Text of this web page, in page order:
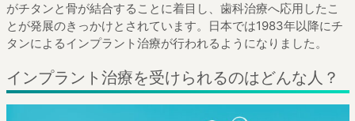
がチタンと骨が結合することに着目し、歯科治療へ応用したこ
とが発展のきっかけとされています。日本では1983年以降にチ
タンによるインプラント治療が行われるようになりました。
インプラント治療を受けられるのはどんな人？